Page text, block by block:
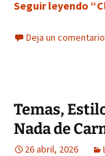
Seguir leyendo
Deja un comentario
Temas,
Nada de
26 abril, 2026